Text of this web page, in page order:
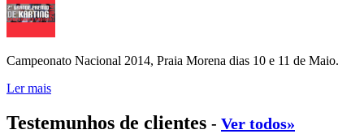
Campeonato Nacional 2014, Praia Morena dias 10 e 11 de Maio.
Ler mais
Testemunhos de clientes - Ver todos»